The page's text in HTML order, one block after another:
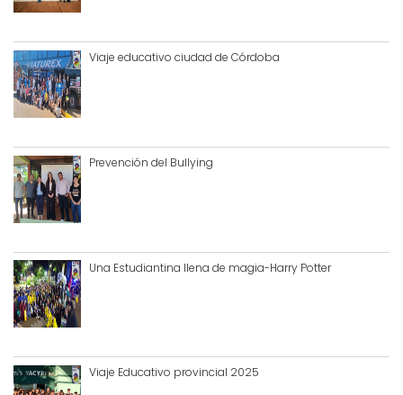
Viaje educativo ciudad de Córdoba
Prevención del Bullying
Una Estudiantina llena de magia-Harry Potter
Viaje Educativo provincial 2025